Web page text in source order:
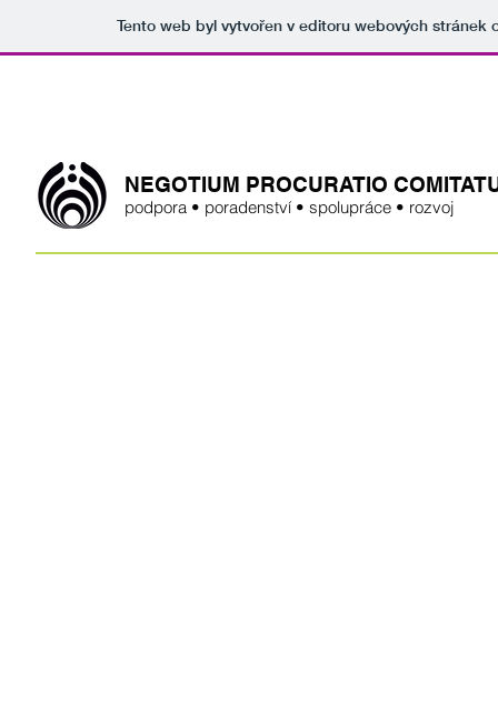
Tento web byl vytvořen v editoru webových stránek
​NEGOTIUM PROCURATIO
podpora • poradenství • spolupráce • rozvoj